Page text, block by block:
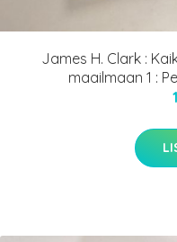
James H. Clark :
maailmaan 1 :